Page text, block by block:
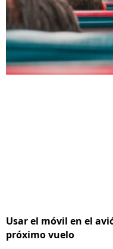
Usar el móvil en el
próximo vuelo